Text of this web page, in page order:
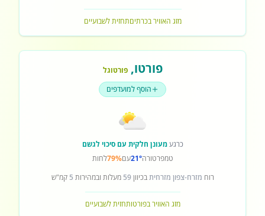
מזג האוויר בכרתיםתחזית לשבועיים
פורטו,פורטוגל
הוסף למועדפים
כרגעמעונן חלקית עם סיכוי לגשם
טמפרטורה21°עם79%לחות
רוח מזרח-צפון מזרחיתבכיוון59 מעלות ובמהירות 5 קמ"ש
מזג האוויר בפורטותחזית לשבועיים